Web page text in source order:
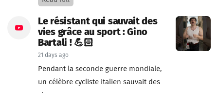
Le résistant qui sauvait des
vies grâce au sport : Gino
Bartali ! 💪🏻
21 days ago
Pendant la seconde guerre mondiale,
un célèbre cycliste italien sauvait des